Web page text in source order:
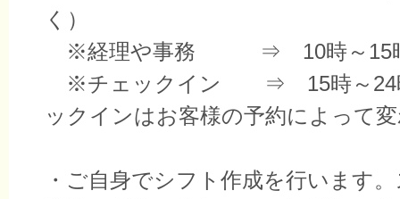
く）
※経理や事務 ⇒ 10時～15
※チェックイン ⇒ 15時～24
ックインはお客様の予約によって
・ご自身でシフト作成を行います